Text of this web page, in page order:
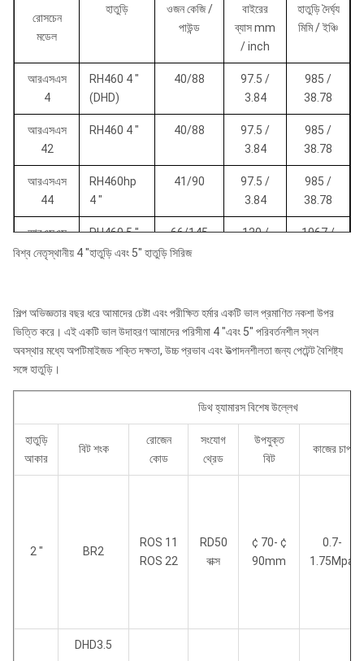
রোসচেন
মডেল
হাতুড়ি
ওজন কেজি /
পাউন্ড
বাইরের
ব্যাস mm
/ inch
হাতুড়ি দৈর্ঘ্য
মিমি / ইঞ্চি
আরএসএস
4
RH460 4 "
(DHD)
40/88
97.5 /
3.84
985 /
38.78
আরএসএস
42
RH460 4 " 40/88
97.5 /
3.84
985 /
38.78
আরএসএস
44
RH460hp
4 "
41/90
97.5 /
3.84
985 /
38.78
আরএসএস
50
RH460 5 " 66/145
120 /
1067 /
RH460hp
5 "
76/168
1২6 /
4.96
1067 /
42.01
ROS 62
5.59
আরএসএস
64
117 / ২57
150 /
5.91
45.47
রোজ 84
"
244/537
194 /
7.64
14২6 /
56.14
বিশ্ব নেতৃস্থানীয় 4 "হাতুড়ি এবং 5" হাতুড়ি সিরিজ
শিল্প অভিজ্ঞতার বছর ধরে আমাদের চেষ্টা এবং পরীক্ষিত হর্মার একটি ভাল প্রমাণিত নকশা উপর
ভিত্তি করে। এই একটি ভাল উদাহরণ আমাদের পরিসীমা 4 "এবং 5" পরিবর্তনশীল স্থল
অবস্থার মধ্যে অপটিমাইজড শক্তি দক্ষতা, উচ্চ প্রভাব এবং উত্পাদনশীলতা জন্য পেটেন্ট বৈশিষ্ট্য
সঙ্গে হাতুড়ি।
ডিথ হ্যামারস বিশেষ উল্লেখ
হাতুড়ি
আকার
বিট শংক
রোজেন
কোড
সংযোগ
থ্রেড
উপযুক্ত
বিট
কাজের চাপ
2 " BR2
ROS 11
ROS 22
RD50
বাক্স
¢ 70- ¢
90mm
0.7-
1.75Mpa
DHD3.5